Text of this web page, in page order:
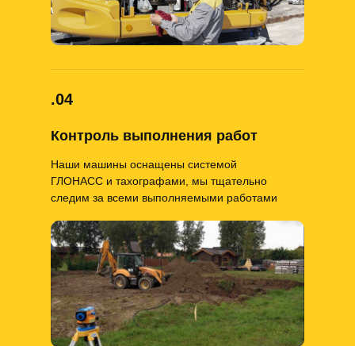
Контроль выполнения работ
Наши машины оснащены системой
ГЛОНАСС и тахографами, мы тщательно
следим за всеми выполняемыми работами
.04